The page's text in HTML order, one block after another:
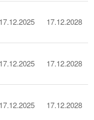
17.12.2025 17.12.2028
17.12.2025 17.12.2028
17.12.2025 17.12.2028